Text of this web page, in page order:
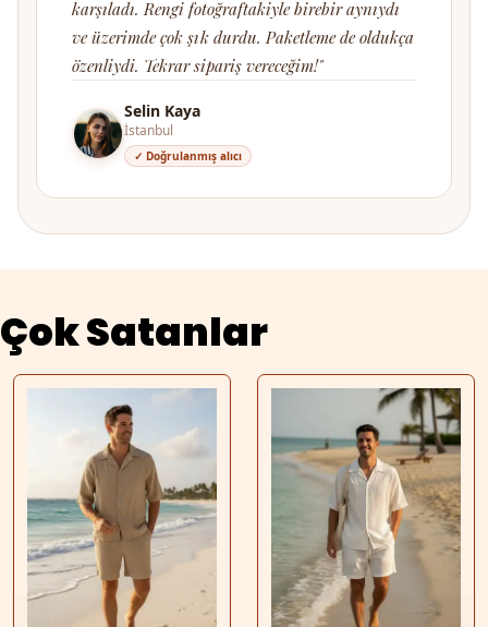
karşıladı. Rengi fotoğraftakiyle birebir aynıydı
ve üzerimde çok şık durdu. Paketleme de oldukça
özenliydi. Tekrar sipariş vereceğim!"
Selin Kaya
İstanbul
✓ Doğrulanmış alıcı
Çok Satanlar